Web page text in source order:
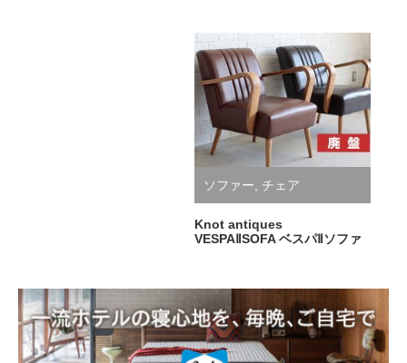
ソファー, チェア
Knot antiques
VESPAⅡSOFA ベスパⅡソファ